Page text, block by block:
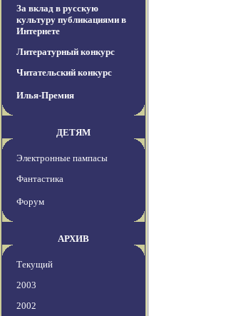
За вклад в русскую
культуру публикациями в
Интернете
Литературный конкурс
Читательский конкурс
Илья-Премия
ДЕТЯМ
Электронные пампасы
Фантастика
Форум
АРХИВ
Текущий
2003
2002